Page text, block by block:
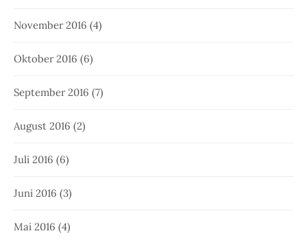
November 2016 (4)
Oktober 2016 (6)
September 2016 (7)
August 2016 (2)
Juli 2016 (6)
Juni 2016 (3)
Mai 2016 (4)